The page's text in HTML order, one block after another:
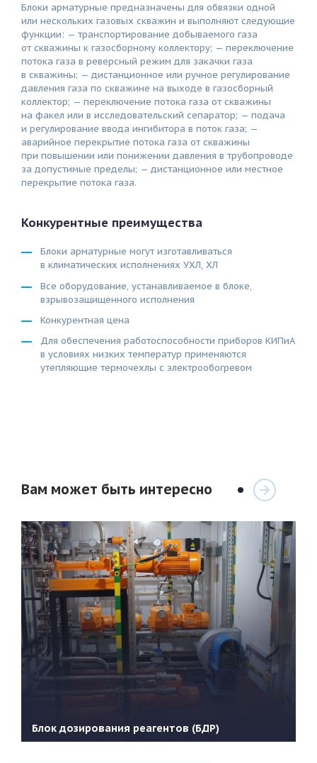
Блоки арматурные предназначены для обвязки одной
или нескольких газовых скважин и выполняют следующие
функции: — транспортирование добываемого газа
от скважины к газосборному коллектору; — переключение
потока газа в реверсный режим для закачки газа
в скважины; — дистанционное или ручное регулирование
давления газа по скважине на выходе в газосборный
коллектор; — переключение потока газа от скважины
на факел или в исследовательский сепаратор; — подача
и регулирование ввода ингибитора в поток газа; —
аварийное перекрытие потока газа от скважины
при повышении или понижении давления в трубопроводе
за допустимые пределы; — дистанционное или местное
перекрытие потока газа.
Конкурентные преимущества
Блоки арматурные могут изготавливаться
в климатических исполнениях УХЛ, ХЛ
Все оборудование, устанавливаемое в блоке,
взрывозащищенного исполнения
Конкурентная цена
Для обеспечения работоспособности приборов КИПиА
в условиях низких температур применяются
утепляющие термочехлы с электрообогревом
Вам может быть интересно
Блок дозирования реагентов (БДР)